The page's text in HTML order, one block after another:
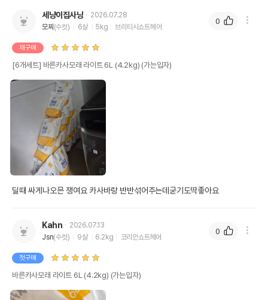
세냥이집사냥
2026.07.28
모찌 (수컷) 6살 5kg 브리티시쇼트헤어
재구매
[6개세트] 바른카사모래 라이트 6L (4.2kg) (가는입자)
딜때 싸게나오믄 쟁여요 카사바랑 반반섞어주는데굳기도딱좋아요
0
Kahn
2026.07.13
Jsn(수컷) 9살 6.2kg 코리안쇼트헤어
첫구매
바른카사모래 라이트 6L (4.2kg) (가는입자)
0